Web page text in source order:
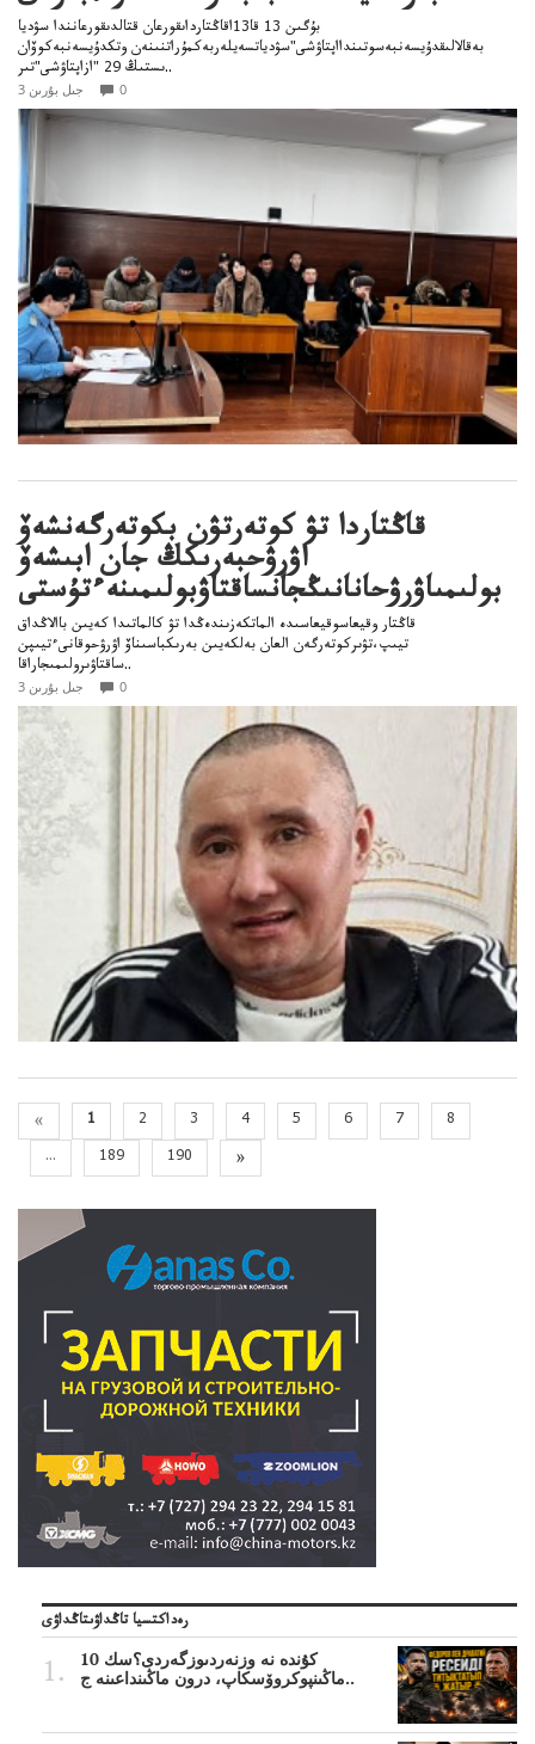
بۇگىن 13 قا13اقاڭتارداىقورعان قتالدىقورعانندا سۋديا
بەقالالىقدۇيسەنبەسوتىندااپتاۋشى"سۋدياتسەيلەربەكمۇراتنىنەن وتكدۇيسەنبەكوۆان
ىستىڭ 29 "ازاپتاۋشى"تىر..
3 جىل بۇرىن 0
قاڭتاردا تۋ كوتەرتۋن بكوتەرگەنشەۆ
اۋرۋحبەرىكڭ جان ابىشەۆ
بولىمىاۋرۋحانانىڭجانساقتاۋبولىمىنەءتۇستى
قاڭتار وقيعاسوقيعاسىدە الماتكەزىندەڭدا تۋ كالماتىدا كەيىن باالاڭداق
تيىپ،تۋىركوتەرگەن العان بەلكەيىن بەرىكباسىناۆ اۋرۋحوقانىءتيىپن
ساقتاۋىرولىمىجاراقا..
3 جىل بۇرىن 0
« 1 2 3 4 5 6 7
8
...
189 190 »
رەداكتسيا تاڭداۋىتاڭداۋى
10 كۇندە نە وزنەردىوزگەردى؟سك
ماڭىنپوكروۆسكاپ، درون ماڭىنداعىنە ج..